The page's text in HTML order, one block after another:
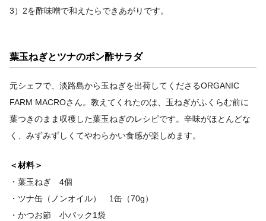
3）2を酢味噌で和えたらできあがりです。
葉玉ねぎとツナのポン酢サラダ
元シェフで、淡路島から玉ねぎを出荷してくださるORGANIC
FARM MACROさん。教えてくれたのは、玉ねぎがふくらむ前に
葉つきのまま収穫した葉玉ねぎのレシピです。辛味がほとんどな
く、みずみずしくてやわらかい食感が楽しめます。
＜材料＞
・葉玉ねぎ 4個
・ツナ缶（ノンオイル） 1缶（70g）
・かつお節 小パック1袋